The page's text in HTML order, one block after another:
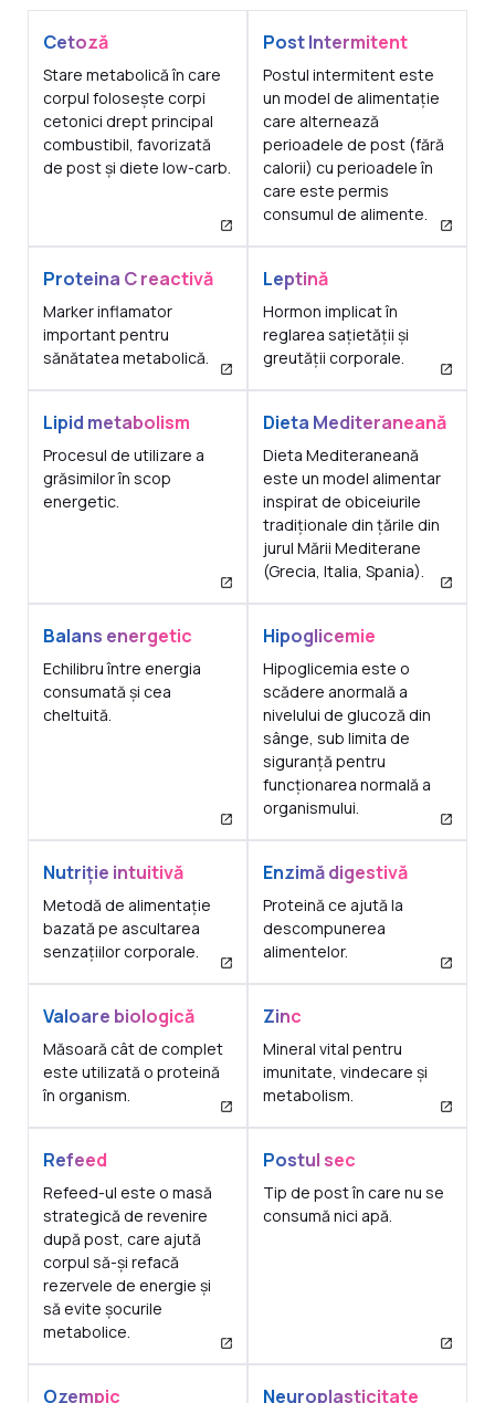
Cetoză
Stare metabolică în care
corpul folosește corpi
cetonici drept principal
combustibil, favorizată
de post și diete low-carb.
Post Intermitent
Postul intermitent este
un model de alimentație
care alternează
perioadele de post (fără
calorii) cu perioadele în
care este permis
consumul de alimente.
Proteina C reactivă
Marker inflamator
important pentru
sănătatea metabolică.
Leptină
Hormon implicat în
reglarea sațietății și
greutății corporale.
Lipid metabolism
Procesul de utilizare a
grăsimilor în scop
energetic.
Dieta Mediteraneană
Dieta Mediteraneană
este un model alimentar
inspirat de obiceiurile
tradiționale din țările din
jurul Mării Mediterane
(Grecia, Italia, Spania).
Balans energetic
Echilibru între energia
consumată și cea
cheltuită.
Hipoglicemie
Hipoglicemia este o
scădere anormală a
nivelului de glucoză din
sânge, sub limita de
siguranță pentru
funcționarea normală a
organismului.
Nutriție intuitivă
Metodă de alimentație
bazată pe ascultarea
senzațiilor corporale.
Enzimă digestivă
Proteină ce ajută la
descompunerea
alimentelor.
Valoare biologică
Măsoară cât de complet
este utilizată o proteină
în organism.
Zinc
Mineral vital pentru
imunitate, vindecare și
metabolism.
Refeed
Refeed-ul este o masă
strategică de revenire
după post, care ajută
corpul să-și refacă
rezervele de energie și
să evite șocurile
metabolice.
Postul sec
Tip de post în care nu se
consumă nici apă.
Ozempic Neuroplasticitate